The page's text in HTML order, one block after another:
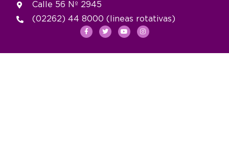
Calle 56 Nº 2945
(02262) 44 8000 (lineas rotativas)